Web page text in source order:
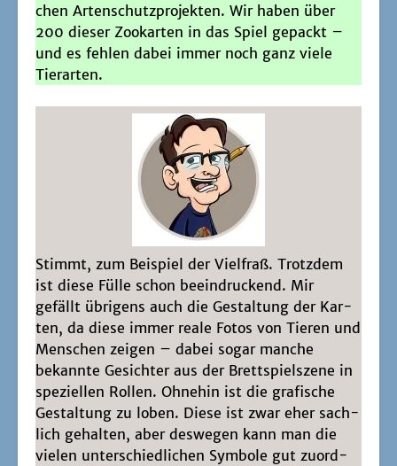
chen Arten­schutz­pro­jek­ten. Wir haben über
200 die­ser Zoo­kar­ten in das Spiel gepackt –
und es feh­len dabei immer noch ganz vie­le
Tierarten.
Stimmt, zum Bei­spiel der Viel­fraß. Trotz­dem
ist die­se Fül­le schon beein­dru­ckend. Mir
gefällt übri­gens auch die Gestal­tung der Kar­
ten, da die­se immer rea­le Fotos von Tie­ren und
Men­schen zei­gen – dabei sogar man­che
bekann­te Gesich­ter aus der Brett­spiel­sze­ne in
spe­zi­el­len Rol­len. Ohne­hin ist die gra­fi­sche
Gestal­tung zu loben. Die­se ist zwar eher sach­
lich gehal­ten, aber des­we­gen kann man die
vie­len unter­schied­li­chen Sym­bo­le gut zuord­